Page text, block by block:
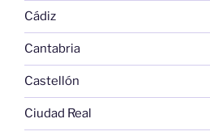
Cádiz
Cantabria
Castellón
Ciudad Real